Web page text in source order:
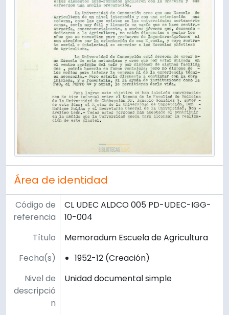
Área de identidad
Código de
referencia
CL UDEC ALDCO 005 PD-UDEC-IGG-
10-004
Título
Memoradum Escuela de Agricultura
Fecha(s)
1952-12 (Creación)
Nivel de
descripció
n
Unidad documental simple